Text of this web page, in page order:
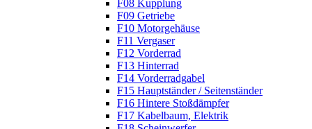
F08 Kupplung
F09 Getriebe
F10 Motorgehäuse
F11 Vergaser
F12 Vorderrad
F13 Hinterrad
F14 Vorderradgabel
F15 Hauptständer / Seitenständer
F16 Hintere Stoßdämpfer
F17 Kabelbaum, Elektrik